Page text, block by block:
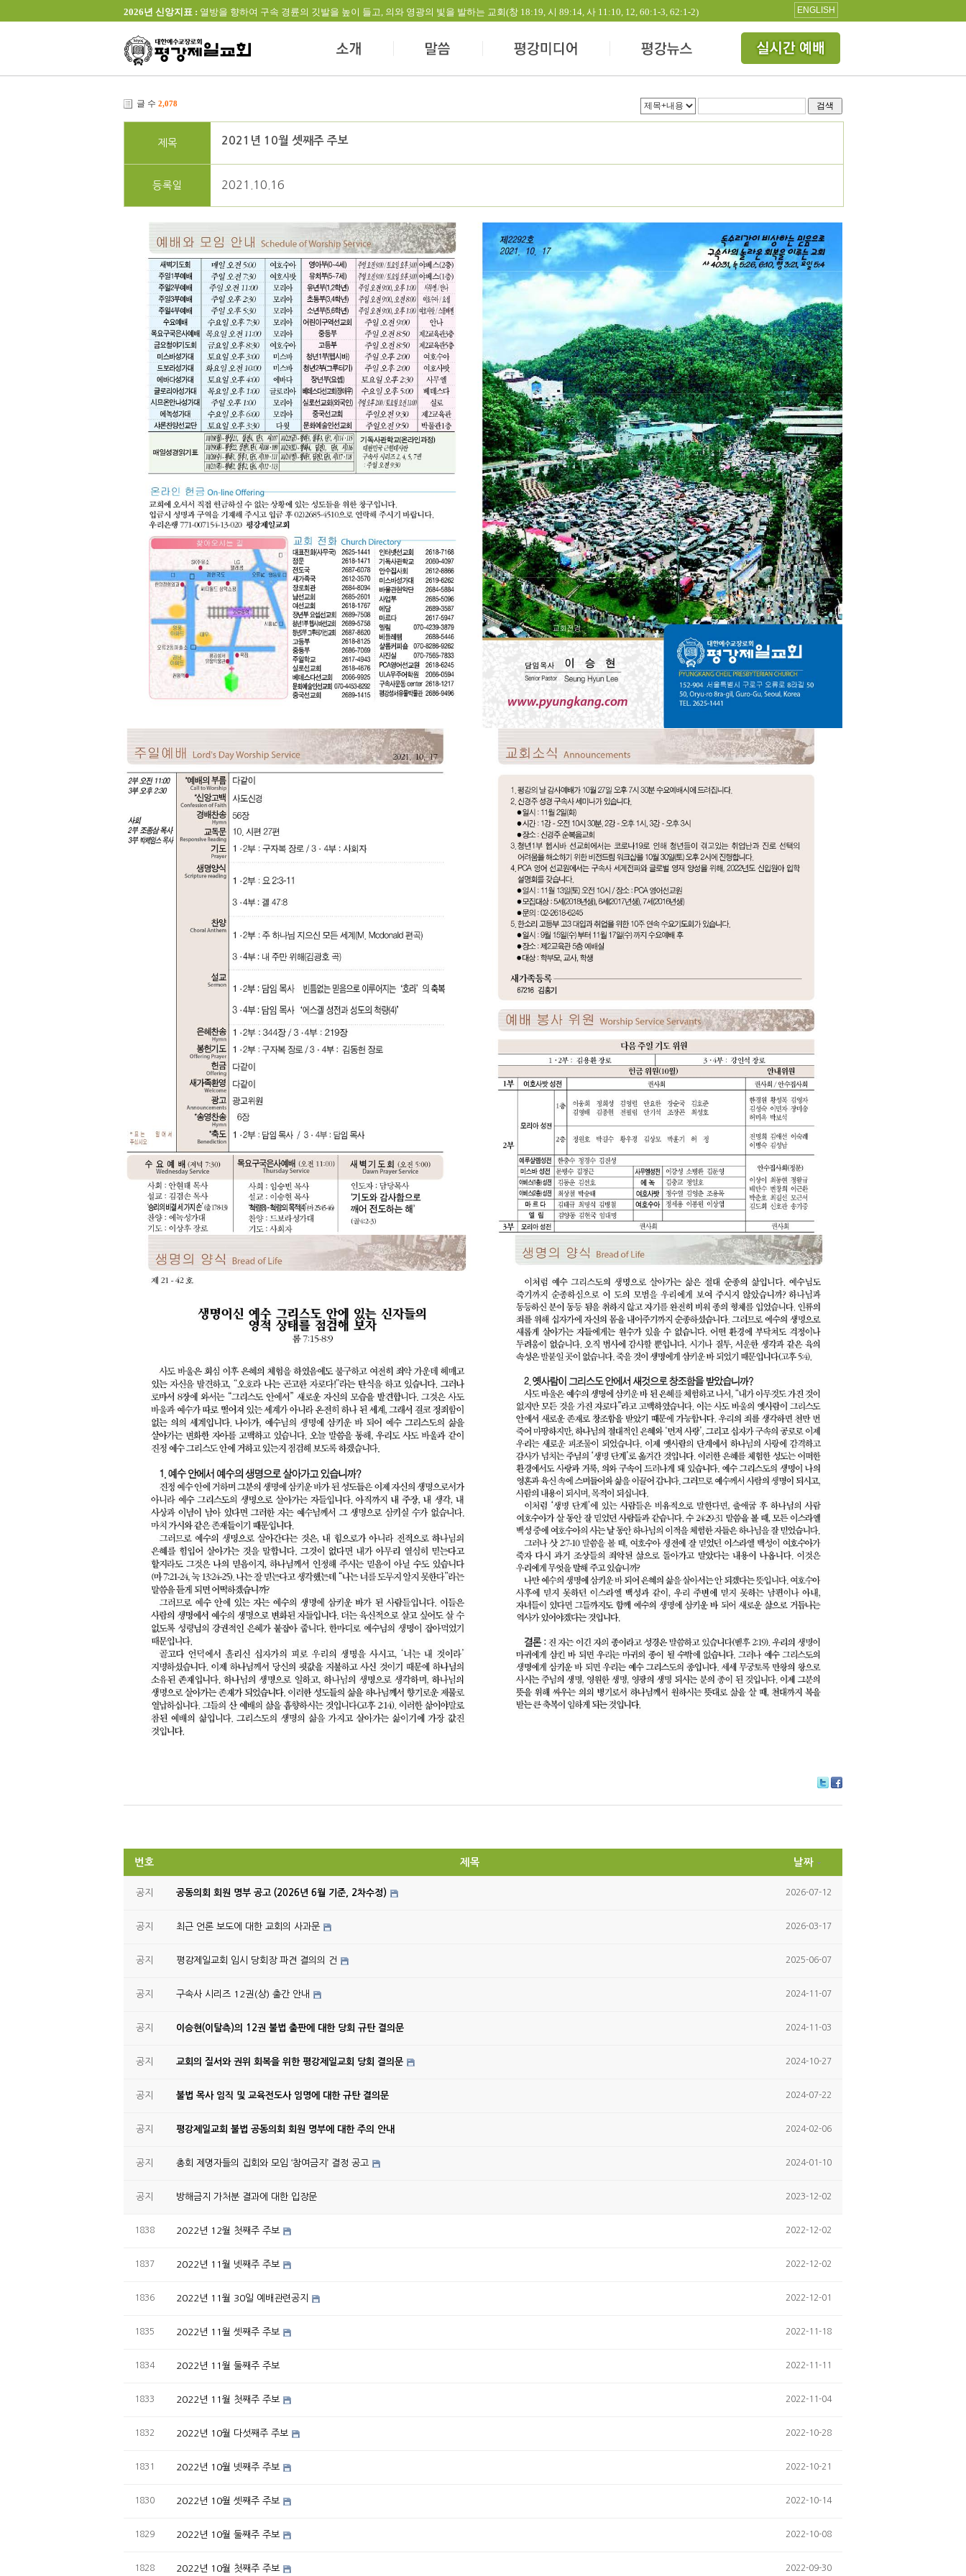
2026년 신앙지표 : 열방을 향하여 구속 경륜의 깃발을 높이 들고, 의와 영광의 빛을 발하는 교회(창 18:19, 시 89:14, 사 11:10, 12, 60:1-3, 62:1-2) ENGLISH
글 수 2,078 검색
제목 2021년 10월 셋째주 주보
등록일 2021.10.16
itte ce
번호 제목 날짜
공지 공동의회 회원 명부 공고 (2026년 6월 기준, 2차수정) 2026-07-12
공지 최근 언론 보도에 대한 교회의 사과문 2026-03-17
공지 평강제일교회 임시 당회장 파견 결의의 건 2025-06-07
공지 구속사 시리즈 12권(상) 출간 안내 2024-11-07
공지 이승현(이탈측)의 12권 불법 출판에 대한 당회 규탄 결의문 2024-11-03
공지 교회의 질서와 권위 회복을 위한 평강제일교회 당회 결의문 2024-10-27
공지 불법 목사 임직 및 교육전도사 임명에 대한 규탄 결의문 2024-07-22
공지 평강제일교회 불법 공동의회 회원 명부에 대한 주의 안내 2024-02-06
공지 총회 제명자들의 집회와 모임 ‘참여금지’ 결정 공고 2024-01-10
공지 방해금지 가처분 결과에 대한 입장문 2023-12-02
1838 2022년 12월 첫째주 주보 2022-12-02
1837 2022년 11월 넷째주 주보 2022-12-02
1836 2022년 11월 30일 예배관련공지 2022-12-01
1835 2022년 11월 셋째주 주보 2022-11-18
1834 2022년 11월 둘째주 주보 2022-11-11
1833 2022년 11월 첫째주 주보 2022-11-04
1832 2022년 10월 다섯째주 주보 2022-10-28
1831 2022년 10월 넷째주 주보 2022-10-21
1830 2022년 10월 셋째주 주보 2022-10-14
1829 2022년 10월 둘째주 주보 2022-10-08
1828 2022년 10월 첫째주 주보 2022-09-30